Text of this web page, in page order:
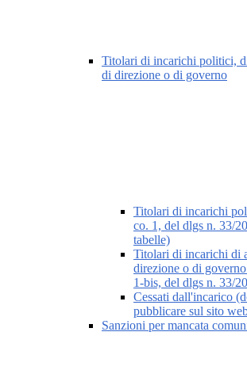
Titolari di incarichi politici,
di direzione o di governo
Titolari di incarichi
co. 1, del dlgs n. 33/
tabelle)
Titolari di incarichi di
direzione o di
1-bis, del dlgs n. 33/
Cessati dall'incarico
pubblicare sul sito
Sanzioni per mancata